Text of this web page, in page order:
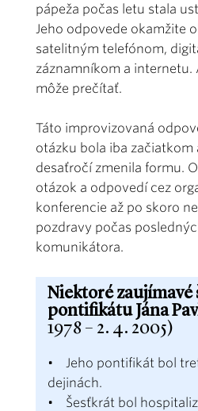
pápeža počas letu stala
Jeho odpovede okamžite
satelitným telefónom,
záznamníkom a internetu.
môže prečítať.
Táto improvizovaná
otázku bola iba začiatkom
desaťročí zmenila formu.
otázok a odpovedí cez
konferencie až po skoro
pozdravy počas
komunikátora.
Niektoré zaujímavé
pontifikátu Jána
1978 – 2. 4. 2005)
• Jeho pontifikát bol
dejinách.
• Šesťkrát bol